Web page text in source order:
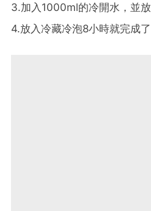
3.加入1000ml的冷開水，並放
4.放入冷藏冷泡8小時就完成了